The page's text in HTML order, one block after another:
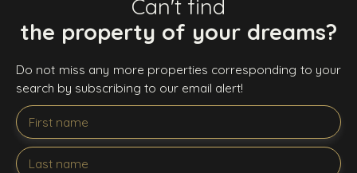
Can't find
the property of your dreams?
Do not miss any more properties corresponding to your
search by subscribing to our email alert!
First name
Last name